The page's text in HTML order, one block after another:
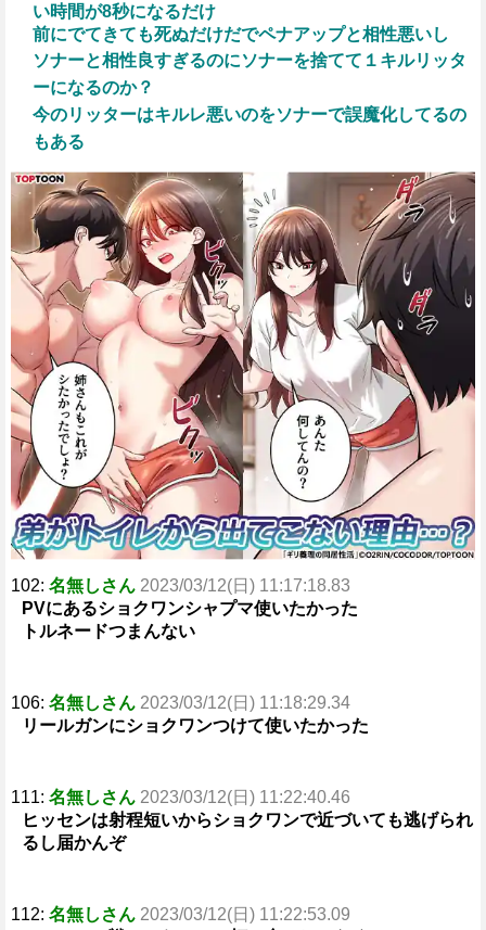
い時間が8秒になるだけ
前にでてきても死ぬだけだでペナアップと相性悪いし
ソナーと相性良すぎるのにソナーを捨てて１キルリッタ
ーになるのか？
今のリッターはキルレ悪いのをソナーで誤魔化してるの
もある
102: 名無しさん 2023/03/12(日) 11:17:18.83
PVにあるショクワンシャプマ使いたかった
トルネードつまんない
106: 名無しさん 2023/03/12(日) 11:18:29.34
リールガンにショクワンつけて使いたかった
111: 名無しさん 2023/03/12(日) 11:22:40.46
ヒッセンは射程短いからショクワンで近づいても逃げられ
るし届かんぞ
112: 名無しさん 2023/03/12(日) 11:22:53.09